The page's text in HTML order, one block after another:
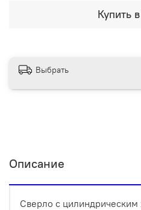
Купить
Выбрать
Описание
Сверло с цилиндрическим